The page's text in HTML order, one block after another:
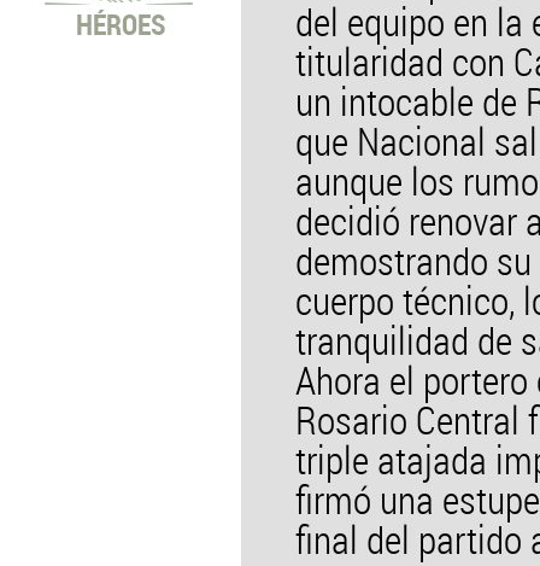
HÉROES del equipo en la
titularidad con
un intocable de
que Nacional
aunque los
decidió renovar
demostrando
cuerpo técnico,
tranquilidad de
Ahora el
Rosario Central
triple atajada
firmó una
final del partido